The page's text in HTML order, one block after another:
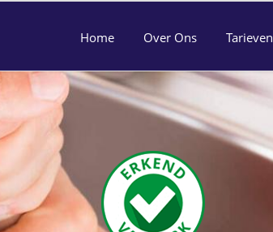
Home Over Ons Tarieven